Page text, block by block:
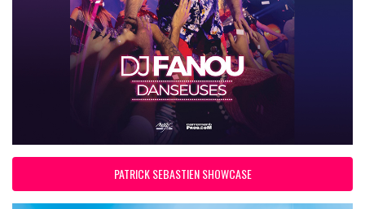
PATRICK SEBASTIEN SHOWCASE